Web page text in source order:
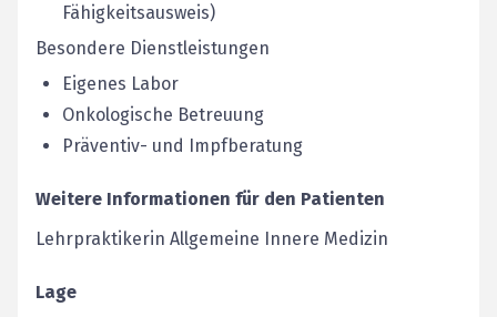
Fähigkeitsausweis)
Besondere Dienstleistungen
Eigenes Labor
Onkologische Betreuung
Präventiv- und Impfberatung
Weitere Informationen für den Patienten
Lehrpraktikerin Allgemeine Innere Medizin
Lage